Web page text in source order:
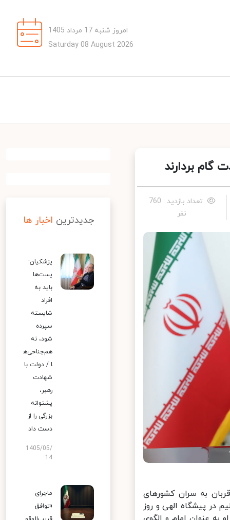
امروز شنبه 17 مرداد 1405
Saturday 08 August 2026
بردارند
تعداد بازدید : 760
نفر
به سران کشورهای
در پیشگاه الهی و روز
جدیدترین اخبار ها
پزشکیان:
پست‌ها
باید به
افراد
شایسته
سپرده
شود، نه
هم‌جناحی‌ه
ا / دولت با
شهادت
رهبر،
پشتوانه
بزرگی را از
دست داد
1405/05/
14
ماجرای
«توافق